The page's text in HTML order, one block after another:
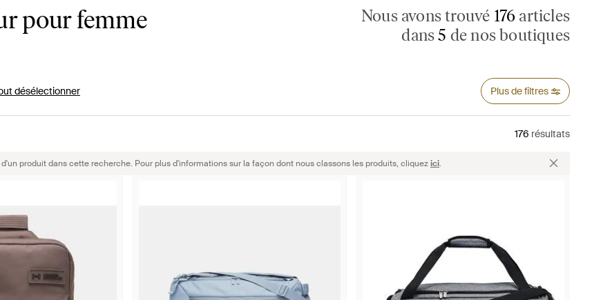
pour femme Nous avons trouvé 176 articles
dans5 de nos boutiques
désélectionner Plus de filtres
176 résultats
produit dans cette recherche. Pour plus d'informations sur la façon dont nous classons les produits, cliquezici.